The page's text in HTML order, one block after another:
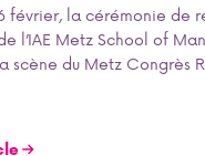
février, la cérémonie de
l’IAE Metz School of
scène du Metz Congrès